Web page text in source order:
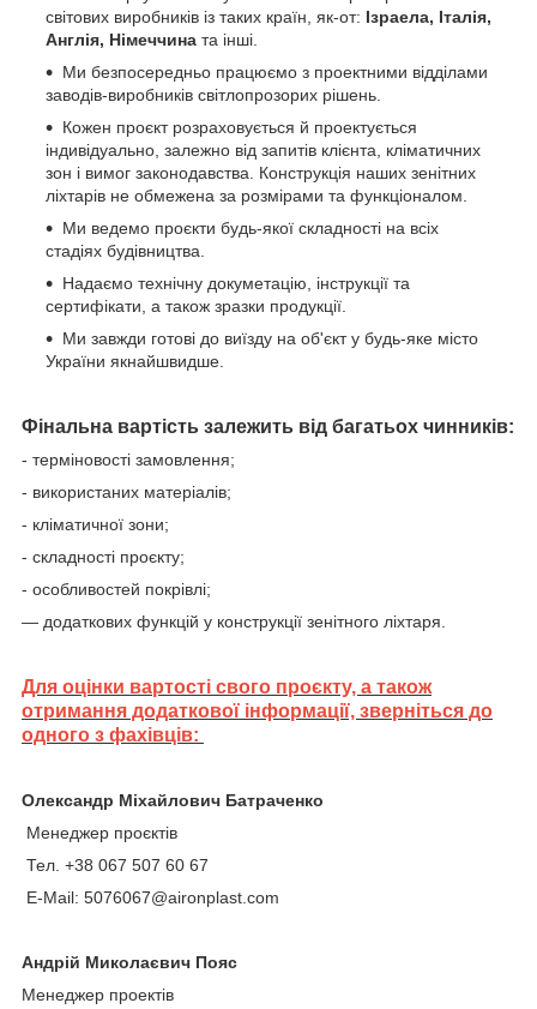
світових виробників із таких країн, як-от: Ізраела, Італія,
Англія, Німеччина та інші.
Ми безпосередньо працюємо з проектними відділами
заводів-виробників світлопрозорих рішень.
Кожен проєкт розраховується й проектується
індивідуально, залежно від запитів клієнта, кліматичних
зон і вимог законодавства. Конструкція наших зенітних
ліхтарів не обмежена за розмірами та функціоналом.
Ми ведемо проєкти будь-якої складності на всіх
стадіях будівництва.
Надаємо технічну докуметацію, інструкції та
сертифікати, а також зразки продукції.
Ми завжди готові до виїзду на об'єкт у будь-яке місто
України якнайшвидше.
Фінальна вартість залежить від багатьох чинників:
- терміновості замовлення;
- використаних матеріалів;
- кліматичної зони;
- складності проєкту;
- особливостей покрівлі;
— додаткових функцій у конструкції зенітного ліхтаря.
Для оцінки вартості свого проєкту, а також
отримання додаткової інформації, зверніться до
одного з фахівців:
Олександр Міхайлович Батраченко
Менеджер проєктів
Тел. +38 067 507 60 67
E-Mail: 5076067@aironplast.com
Андрій Миколаєвич Пояс
Менеджер проектів